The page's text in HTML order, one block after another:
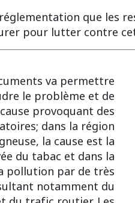
que les
pour lutter contre
va permettre
le problème et de
provoquant des
dans la région
la cause est la
du tabac et dans la
pollution par de très
notamment du